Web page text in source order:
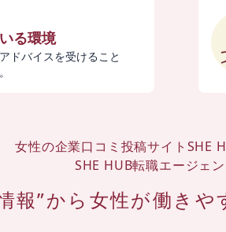
る環境
ドバイスを受けること
女性の企業口コミ投稿サイト SHE
SHE HUB転職エージェ
報”から 女性が働きや